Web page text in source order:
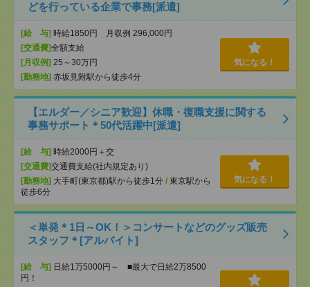
どを行っている企業で事務[派遣]
[給 与] 時給1850円 月収例 296,000円
[交通費]全額支給
[月収例] 25～30万円
[勤務地] 赤坂見附駅から徒歩4分
気になる！
【エルダー／シニア歓迎】休職・復職支援に関する
事務サポート＊50代活躍中[派遣]
[給 与] 時給2000円＋交
[交通費]交通費支給(社内規定あり)
[勤務地] 大手町(東京都)駅から徒歩1分 / 東京駅から
徒歩6分
気になる！
＜単発＊1日～OK！＞コンサートなどのグッズ販売
スタッフ＊[アルバイト]
[給 与] 日給1万5000円～ ■最大で日給2万8500
円！